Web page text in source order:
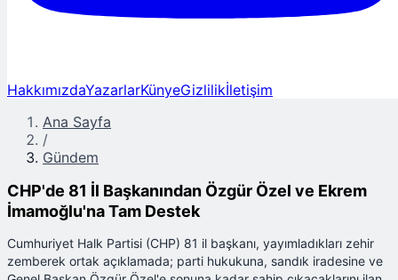
HakkımızdaYazarlarKünyeGizlilikİletişim
Ana Sayfa
/
Gündem
CHP'de 81 İl Başkanından Özgür Özel ve Ekrem
İmamoğlu'na Tam Destek
Cumhuriyet Halk Partisi (CHP) 81 il başkanı, yayımladıkları zehir
zemberek ortak açıklamada; parti hukukuna, sandık iradesine ve